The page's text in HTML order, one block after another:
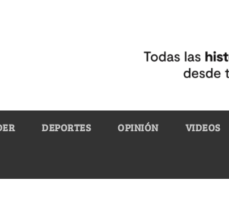
DEPORTES OPINIÓN VIDEOS